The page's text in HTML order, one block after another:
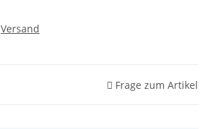
Versand
Frage zum Artikel